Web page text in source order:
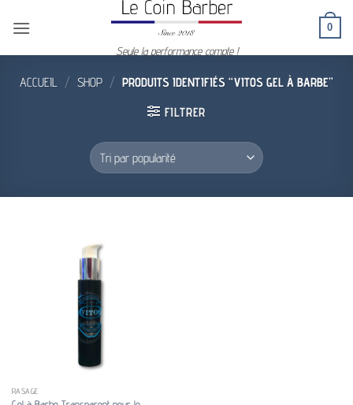
Seule la performance compte !
0
ACCUEIL / SHOP / PRODUITS IDENTIFIÉS “VITOS GEL À BARBE”
FILTRER
RASAGE